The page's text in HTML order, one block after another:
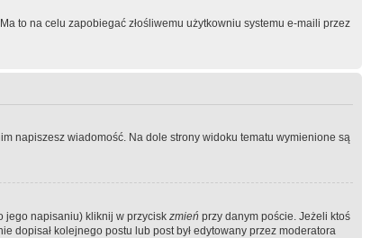
to na celu zapobiegać złośliwemu użytkowniu systemu e-maili przez
napiszesz wiadomość. Na dole strony widoku tematu wymienione są
jego napisaniu) kliknij w przycisk zmień przy danym poście. Jeżeli ktoś
dopisał kolejnego postu lub post był edytowany przez moderatora